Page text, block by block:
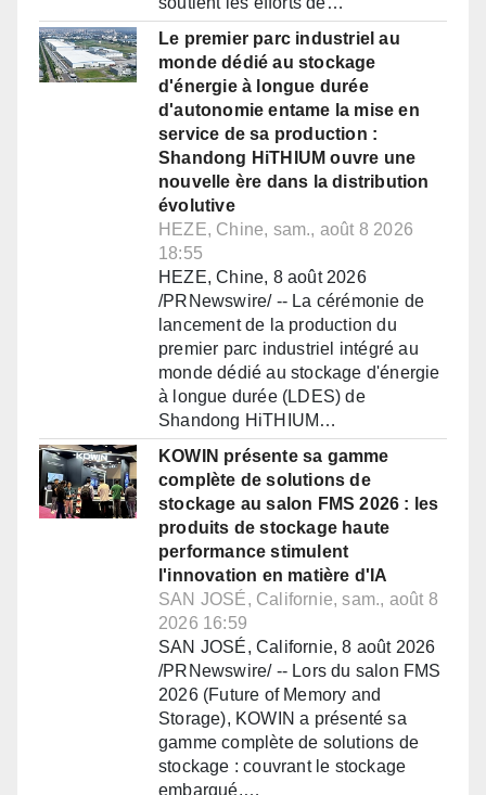
Le premier parc industriel au
monde dédié au stockage
d'énergie à longue durée
d'autonomie entame la mise en
service de sa production :
Shandong HiTHIUM ouvre une
nouvelle ère dans la distribution
évolutive
HEZE, Chine, sam., août 8 2026
18:55
HEZE, Chine, 8 août 2026
/PRNewswire/ -- La cérémonie de
lancement de la production du
premier parc industriel intégré au
monde dédié au stockage d'énergie
à longue durée (LDES) de
Shandong HiTHIUM…
KOWIN présente sa gamme
complète de solutions de
stockage au salon FMS 2026 : les
produits de stockage haute
performance stimulent
l'innovation en matière d'IA
SAN JOSÉ, Californie, sam., août 8
2026 16:59
SAN JOSÉ, Californie, 8 août 2026
/PRNewswire/ -- Lors du salon FMS
2026 (Future of Memory and
Storage), KOWIN a présenté sa
gamme complète de solutions de
stockage : couvrant le stockage
embarqué,…